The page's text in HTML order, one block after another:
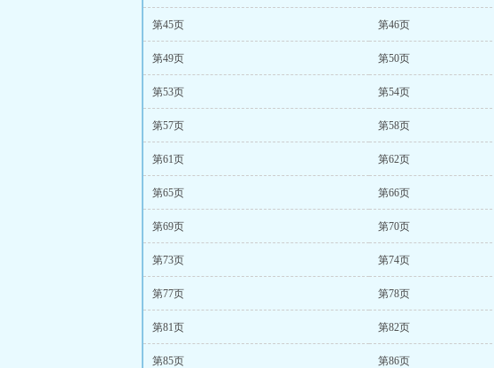
第45页 第46页
第49页 第50页
第53页 第54页
第57页 第58页
第61页 第62页
第65页 第66页
第69页 第70页
第73页 第74页
第77页 第78页
第81页 第82页
第85页 第86页